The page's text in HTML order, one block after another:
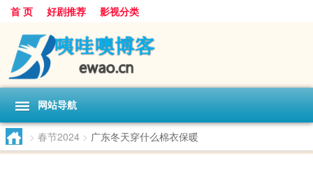
首 页 好剧推荐 影视分类
网站导航
> 春节2024 > 广东冬天穿什么棉衣保暖